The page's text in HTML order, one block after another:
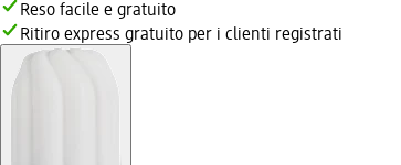
Reso facile e gratuito
Ritiro express gratuito per i clienti registrati